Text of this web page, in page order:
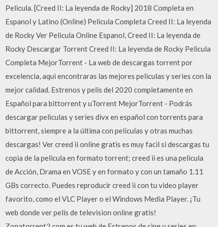
Pelicula. [Creed II: La leyenda de Rocky] 2018 Completa en
Espanol y Latino (Online) Pelicula Completa Creed II: La leyenda
de Rocky Ver Pelicula Online Espanol, Creed II: La leyenda de
Rocky Descargar Torrent Creed II: La leyenda de Rocky Pelicula
Completa MejorTorrent - La web de descargas torrent por
excelencia, aqui encontraras las mejores peliculas y series con la
mejor calidad. Estrenos y pelis del 2020 completamente en
Español para bittorrent y uTorrent MejorTorrent - Podrás
descargar peliculas y series divx en español con torrents para
bittorrent, siempre a la última con películas y otras muchas
descargas! Ver creed ii online gratis es muy facil si descargas tu
copia de la pelicula en formato torrent; creed ii es una pelicula
de Acción, Drama en VOSE y en formato y con un tamaño 1.11
GBs correcto. Puedes reproducir creed ii con tu video player
favorito, como el VLC Player o el Windows Media Player. ¡Tu
web donde ver pelis de television online gratis!